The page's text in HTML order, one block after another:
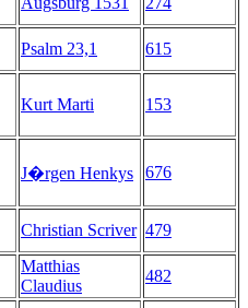
Psalm 23,1
615
Kurt Marti 153
J�rgen Henkys 676
Christian Scriver 479
Matthias
Claudius
482